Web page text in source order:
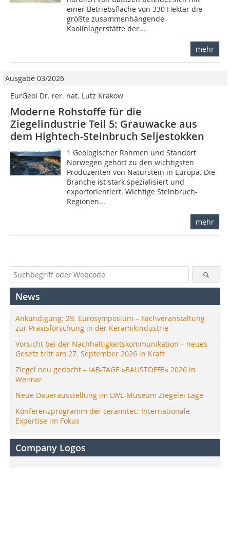
einer Betriebsfläche von 330 Hektar die
größte zusammenhängende
Kaolinlagerstätte der...
mehr
Ausgabe 03/2026
EurGeol Dr. rer. nat. Lutz Krakow
Moderne Rohstoffe für die
Ziegelindustrie Teil 5: Grauwacke aus
dem Hightech-Steinbruch Seljestokken
1 Geologischer Rahmen und Standort
Norwegen gehört zu den wichtigsten
Produzenten von Naturstein in Europa. Die
Branche ist stark spezialisiert und
exportorientiert. Wichtige Steinbruch-
Regionen...
mehr
News
Ankündigung: 29. Eurosymposium – Fachveranstaltung
zur Praxisforschung in der Keramikindustrie
Vorsicht bei der Nachhaltigkeitskommunikation – neues
Gesetz tritt am 27. September 2026 in Kraft
Ziegel neu gedacht – IAB-TAGE »BAUSTOFFE« 2026 in
Weimar
Neue Dauerausstellung im LWL-Museum Ziegelei Lage
Konferenzprogramm der ceramitec: Internationale
Expertise im Fokus
Company Logos